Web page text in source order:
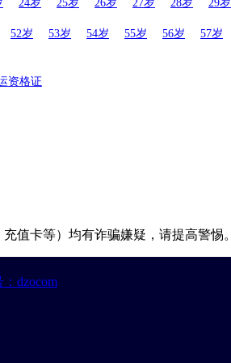
24岁 25岁 26岁 27岁 28岁 29岁
52岁 53岁 54岁 55岁 56岁 57岁
资格证
值卡等）均有诈骗嫌疑，请提高警惕。
dzocom